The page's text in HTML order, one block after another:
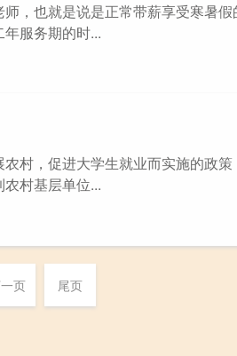
，也就是说是正常带薪享受寒暑
服务期的时...
村，促进大学生就业而实施的政策
村基层单位...
页 尾页